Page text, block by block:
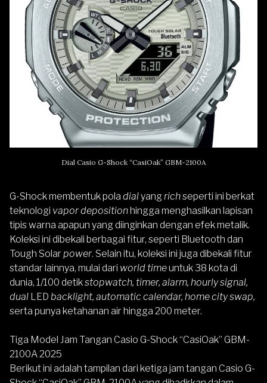
Dial Casio G-Shock “CasiOak” GBM-2100A
G-Shock membentuk pola dialyang richseperti ini berkat
teknologi vapor deposition hingga menghasilkan lapisan
tipis warna apapun yang diinginkan dengan efek metalik.
Koleksi ini dibekali berbagai fitur, seperti Bluetooth dan
Tough Solar power. Selain itu, koleksi ini juga dibekali fitur
standar lainnya, mulai dari world timeuntuk 38 kota di
dunia, 1/100 detikstopwatch, timer, alarm, hourly signal,
dual LED backlight, automatic calendar, home city swap,
serta punya ketahanan air hingga 200 meter.
Tiga Model Jam Tangan Casio G-Shock “CasiOak” GBM-
2100A 2025
Berikut ini adalah tampilan dari ketiga jam tangan Casio G-